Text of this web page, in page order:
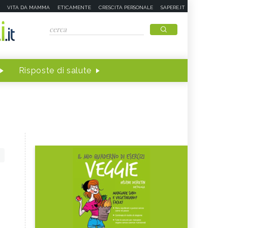
VITA DA MAMMA ETICAMENTE CRESCITA PERSONALE SAPERE.IT
Risposte di salute